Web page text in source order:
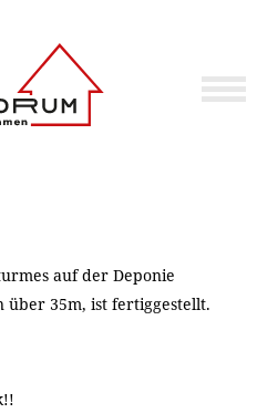
auf der Deponie
35m, ist fertiggestellt.